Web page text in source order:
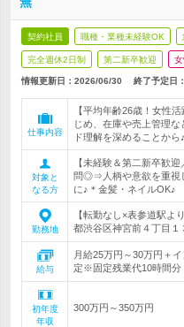
契約社員 職種・業種未経験OK
完全週休2日制 第二新卒歓迎
情報更新日：2026/06/30 終了予定日：
仕事内容
【平均年齢26歳！女性
じめ、在庫や売上管理
ド理解を深めることから♪
対象と
なる方
【未経験＆第二新卒歓
問◎⇒人柄や意欲を重視
に♪＊金髪・ネイルOK♪
勤務地
【転勤なし×表参道駅よ
都渋谷区神宮前４丁目１
給与
月給25万円～30万円＋
定※固定残業代10時間分
初年度
年収
300万円～350万円